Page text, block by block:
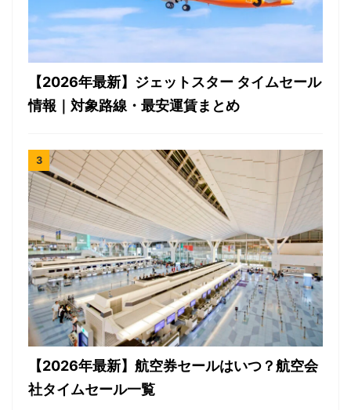
【2026年最新】ジェットスター タイムセール
情報｜対象路線・最安運賃まとめ
【2026年最新】航空券セールはいつ？航空会
社タイムセール一覧